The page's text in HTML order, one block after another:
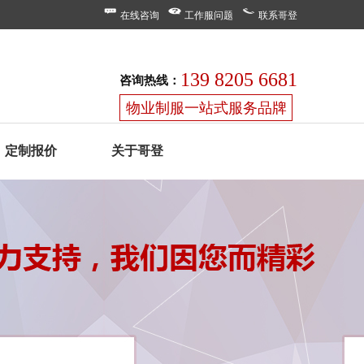
在线咨询 工作服问题 联系哥登
咨询热线： 139 8205 6681
物业制服一站式服务品牌
定制报价 关于哥登